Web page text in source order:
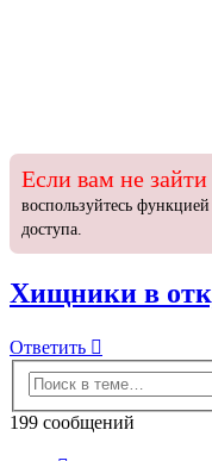
Если вам не
воспользуйтесь
доступа.
Хищники в
Ответить
Ответить
199 сообщений